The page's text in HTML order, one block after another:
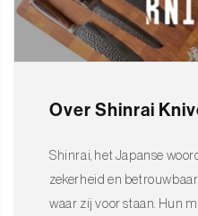
Over Shinrai
Shinrai, het Japanse
zekerheid en
waar zij voor staan. Hun